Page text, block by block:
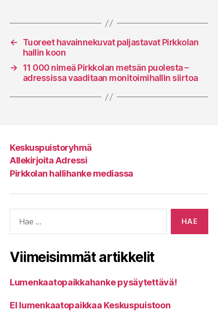
←
Tuoreet havainnekuvat paljastavat Pirkkolan
hallin koon
→
11 000 nimeä Pirkkolan metsän puolesta –
adressissa vaaditaan monitoimihallin siirtoa
Keskuspuistoryhmä
Allekirjoita Adressi
Pirkkolan hallihanke mediassa
Viimeisimmät artikkelit
Lumenkaatopaikkahanke pysäytettävä!
EI lumenkaatopaikkaa Keskuspuistoon